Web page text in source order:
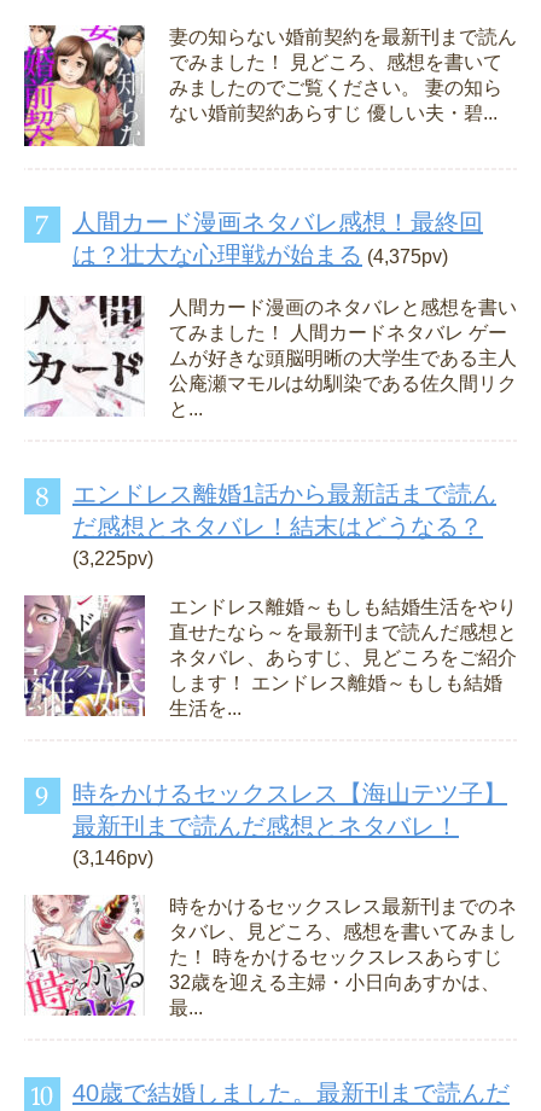
妻の知らない婚前契約を最新刊まで読ん
でみました！ 見どころ、感想を書いて
みましたのでご覧ください。 妻の知ら
ない婚前契約あらすじ 優しい夫・碧...
人間カード漫画ネタバレ感想！最終回
は？壮大な心理戦が始まる (4,375pv)
人間カード漫画のネタバレと感想を書い
てみました！ 人間カードネタバレ ゲー
ムが好きな頭脳明晰の大学生である主人
公庵瀬マモルは幼馴染である佐久間リク
と...
エンドレス離婚1話から最新話まで読ん
だ感想とネタバレ！結末はどうなる？
(3,225pv)
エンドレス離婚～もしも結婚生活をやり
直せたなら～を最新刊まで読んだ感想と
ネタバレ、あらすじ、見どころをご紹介
します！ エンドレス離婚～もしも結婚
生活を...
時をかけるセックスレス【海山テツ子】
最新刊まで読んだ感想とネタバレ！
(3,146pv)
時をかけるセックスレス最新刊までのネ
タバレ、見どころ、感想を書いてみまし
た！ 時をかけるセックスレスあらすじ
32歳を迎える主婦・小日向あすかは、
最...
40歳で結婚しました。最新刊まで読んだ